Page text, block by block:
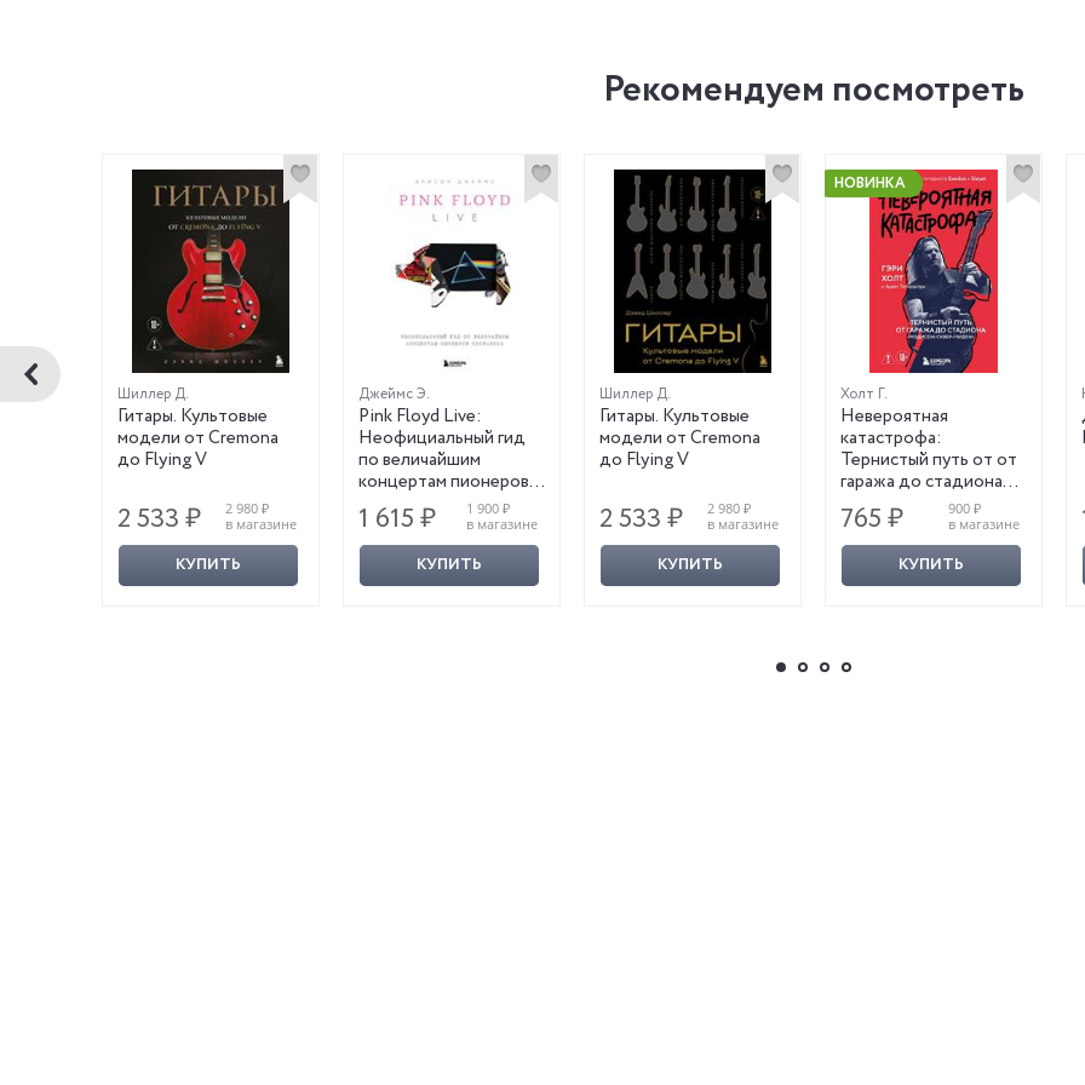
Рекомендуем посмотреть
Шиллер Д.
Гитары. Культовые
модели от Cremona
до Flying V
2 533 ₽
2 980 ₽
в магазине
КУПИТЬ
Джеймс Э.
Pink Floyd Live:
Неофициальный гид
по величайшим
концертам пионеров
прог-рока
1 615 ₽
1 900 ₽
в магазине
КУПИТЬ
Шиллер Д.
Гитары. Культовые
модели от Cremona
до Flying V
2 533 ₽
2 980 ₽
в магазине
КУПИТЬ
НОВИНКА
Холт Г.
Невероятная
катастрофа:
Тернистый путь от от
гаража до стадиона
«Мэдисон-сквер-
гарден».
Автобиография
гитариста Exodus и
Slayer
765 ₽
900 ₽
в магазине
КУПИТЬ